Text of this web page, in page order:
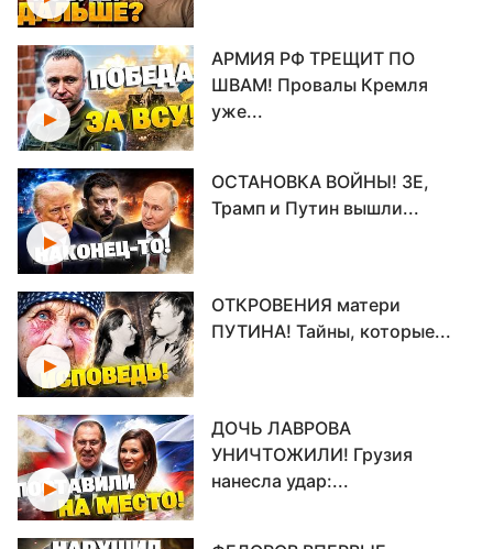
АРМИЯ РФ ТРЕЩИТ ПО
ШВАМ! Провалы Кремля
уже...
ОСТАНОВКА ВОЙНЫ! ЗЕ,
Трамп и Путин вышли...
ОТКРОВЕНИЯ матери
ПУТИНА! Тайны, которые...
ДОЧЬ ЛАВРОВА
УНИЧТОЖИЛИ! Грузия
нанесла удар:...